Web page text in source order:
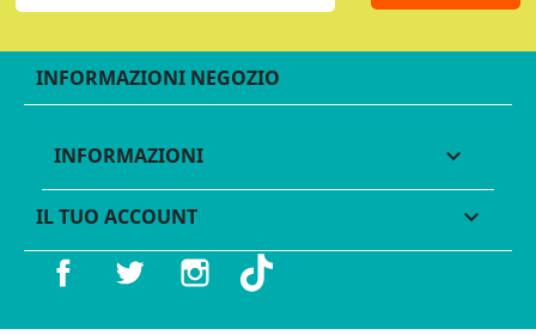
INFORMAZIONI NEGOZIO
INFORMAZIONI 
IL TUO ACCOUNT 
Facebook Twitter Instagram